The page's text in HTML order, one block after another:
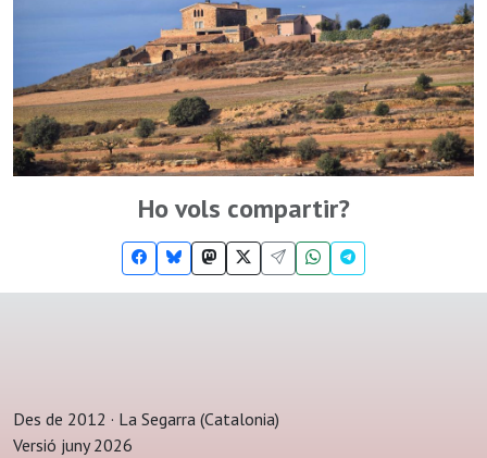
Ho vols compartir?
Des de 2012 · La Segarra (Catalonia)
Versió juny 2026